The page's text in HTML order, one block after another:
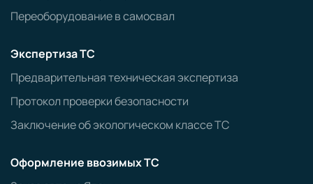
Переоборудование в самосвал
Экспертиза ТС
Предварительная техническая экспертиза
Протокол проверки безопасности
Заключение об экологическом классе ТС
Оформление ввозимых ТС